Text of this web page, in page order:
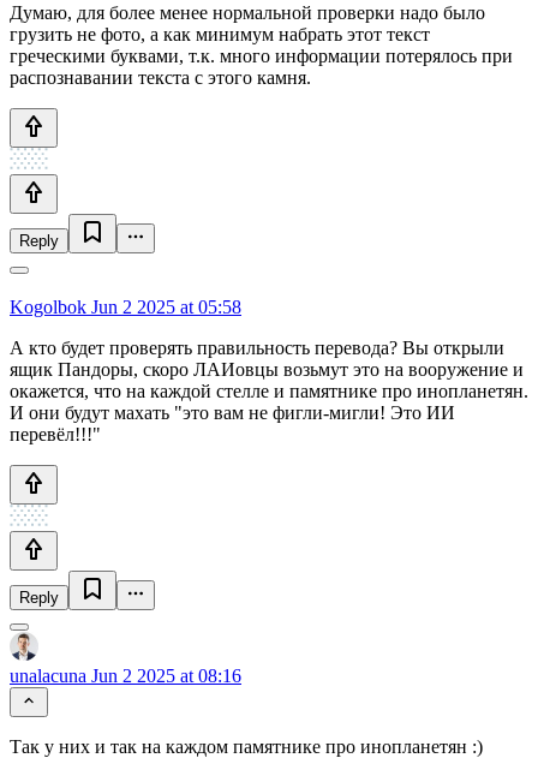
Думаю, для более менее нормальной проверки надо было
грузить не фото, а как минимум набрать этот текст
греческими буквами, т.к. много информации потерялось при
распознавании текста с этого камня.
Reply
Kogolbok Jun 2 2025 at 05:58
А кто будет проверять правильность перевода? Вы открыли
ящик Пандоры, скоро ЛАИовцы возьмут это на вооружение и
окажется, что на каждой стелле и памятнике про инопланетян.
И они будут махать "это вам не фигли-мигли! Это ИИ
перевёл!!!"
Reply
unalacuna Jun 2 2025 at 08:16
Так у них и так на каждом памятнике про инопланетян :)